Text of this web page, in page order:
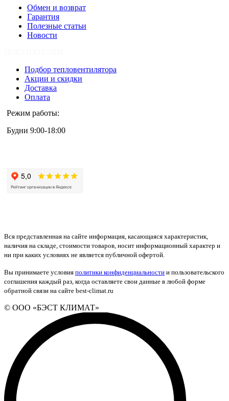
Обмен и возврат
Гарантия
Полезные статьи
Новости
Подбор тепловентилятора
Акции и скидки
Доставка
Оплата
Режим работы:
Будни 9:00-18:00
Вся представленная на сайте информация, касающаяся характеристик,
наличия на складе, стоимости товаров, носит информационный характер и
ни при каких условиях не является публичной офертой.
Вы принимаете условия политики конфиденциальности и пользовательского
соглашения каждый раз, когда оставляете свои данные в любой форме
обратной связи на сайте best-climat.ru
© ООО «БЭСТ КЛИМАТ»